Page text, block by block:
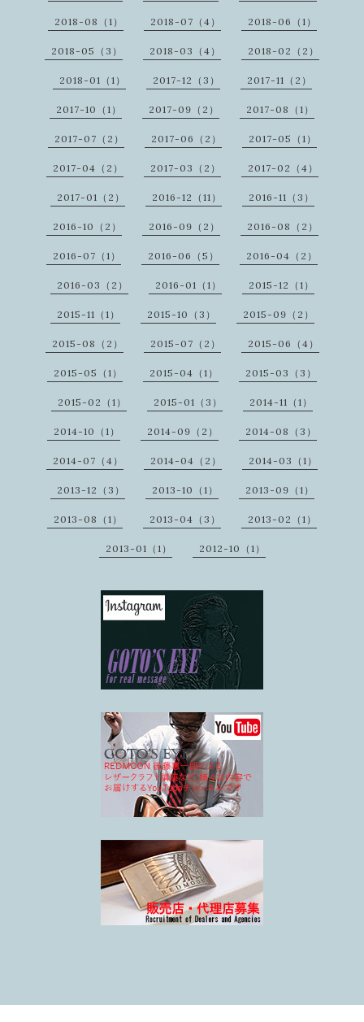
2018-08（1） 2018-07（4） 2018-06（1）
2018-05（3） 2018-03（4） 2018-02（2）
2018-01（1） 2017-12（3） 2017-11（2）
2017-10（1） 2017-09（2） 2017-08（1）
2017-07（2） 2017-06（2） 2017-05（1）
2017-04（2） 2017-03（2） 2017-02（4）
2017-01（2） 2016-12（11） 2016-11（3）
2016-10（2） 2016-09（2） 2016-08（2）
2016-07（1） 2016-06（5） 2016-04（2）
2016-03（2） 2016-01（1） 2015-12（1）
2015-11（1） 2015-10（3） 2015-09（2）
2015-08（2） 2015-07（2） 2015-06（4）
2015-05（1） 2015-04（1） 2015-03（3）
2015-02（1） 2015-01（3） 2014-11（1）
2014-10（1） 2014-09（2） 2014-08（3）
2014-07（4） 2014-04（2） 2014-03（1）
2013-12（3） 2013-10（1） 2013-09（1）
2013-08（1） 2013-04（3） 2013-02（1）
2013-01（1） 2012-10（1）